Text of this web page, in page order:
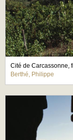
Cité de Carcassonne,
Berthé, Philippe